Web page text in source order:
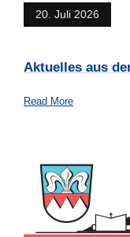
20. Juli 2026
Aktuelles aus
Read More